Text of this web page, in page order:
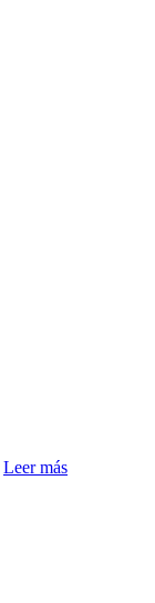
Leer más